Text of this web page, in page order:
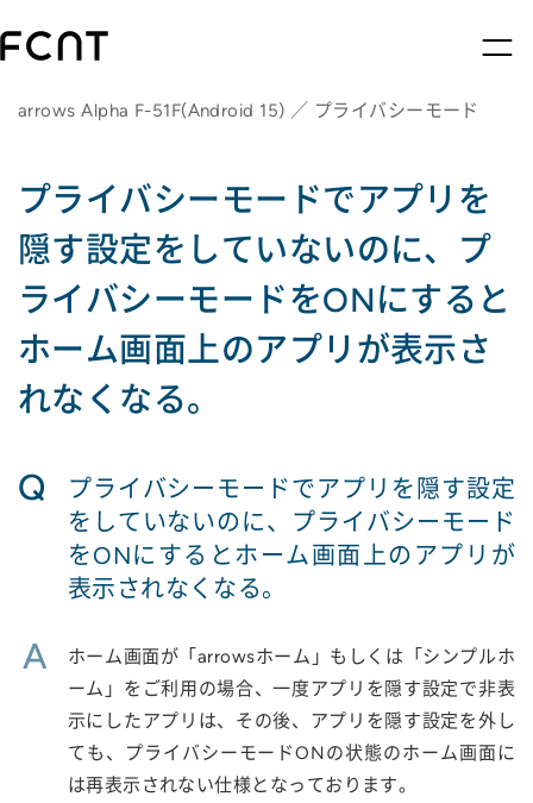
arrows Alpha F-51F(Android 15) ／ プライバシーモード
プライバシーモードでアプリを
隠す設定をしていないのに、プ
ライバシーモードをONにすると
ホーム画面上のアプリが表示さ
れなくなる。
Q
プライバシーモードでアプリを隠す設定
をしていないのに、プライバシーモード
をONにするとホーム画面上のアプリが
表示されなくなる。
A
ホーム画面が「arrowsホーム」もしくは「シンプルホ
ーム」をご利用の場合、一度アプリを隠す設定で非表
示にしたアプリは、その後、アプリを隠す設定を外し
ても、プライバシーモードONの状態のホーム画面に
は再表示されない仕様となっております。